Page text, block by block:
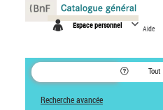
Espace personnel Aide
Tout
Recherche avancée
Panneau de gestion des cookies